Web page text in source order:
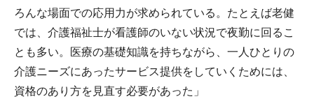
ろんな場面での応用力が求められている。たとえば老健
では、介護福祉士が看護師のいない状況で夜勤に回るこ
とも多い。医療の基礎知識を持ちながら、一人ひとりの
介護ニーズにあったサービス提供をしていくためには、
資格のあり方を見直す必要があった」